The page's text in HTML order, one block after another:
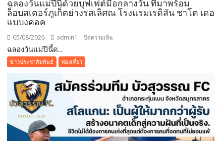
ฉลองวันแม่ปีนี้ด้วยบุฟเฟต์มื้อกลางวัน ที่มาพร้อม
ล็อบสเตอร์ภูเก็ตย่างรสเลิศณ โรงแรมเรดิสัน ชาโต เดอ
แบบงคอค
05/08/2026 admin1 ปิดความเห็น
ปี
นี้
บุฟเฟต์
มื้อ
กลาง
ฉลองวันแม่ปีนี้ด...
ข่าวประชาสัมพันธ์ ท่องเที่ยว